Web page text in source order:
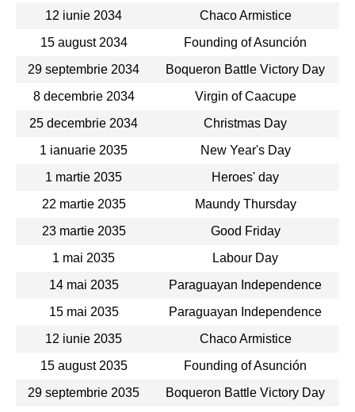
12 iunie 2034
Chaco Armistice
15 august 2034
Founding of Asunción
29 septembrie 2034
Boqueron Battle Victory Day
8 decembrie 2034
Virgin of Caacupe
25 decembrie 2034
Christmas Day
1 ianuarie 2035
New Year's Day
1 martie 2035
Heroes' day
22 martie 2035
Maundy Thursday
23 martie 2035
Good Friday
1 mai 2035
Labour Day
14 mai 2035
Paraguayan Independence
15 mai 2035
Paraguayan Independence
12 iunie 2035
Chaco Armistice
15 august 2035
Founding of Asunción
29 septembrie 2035
Boqueron Battle Victory Day